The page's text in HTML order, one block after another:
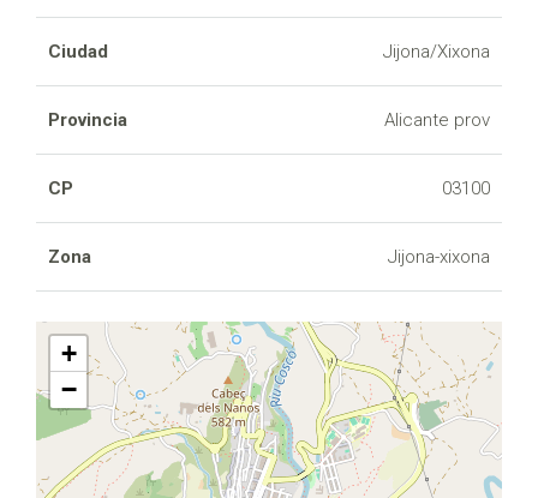
Ciudad Jijona/Xixona
Provincia Alicante prov
CP 03100
Zona Jijona-xixona
+
−